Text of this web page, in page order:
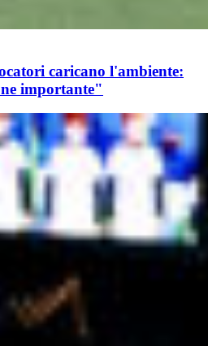
caricano l'ambiente:
importante"